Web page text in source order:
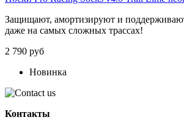
Защищают, амортизируют и
даже на самых сложных трассах!
2 790 руб
Новинка
Контакты